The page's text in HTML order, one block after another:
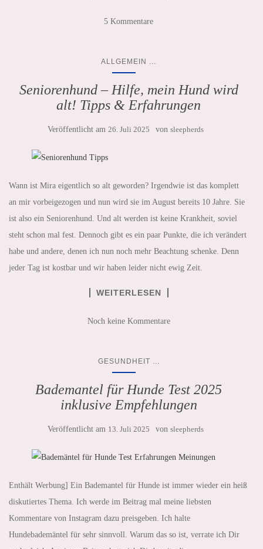
5 Kommentare
ALLGEMEIN ...
Seniorenhund – Hilfe, mein Hund wird
alt! Tipps & Erfahrungen
Veröffentlicht am 26. Juli 2025 von sleepherds
Wann ist Mira eigentlich so alt geworden? Irgendwie ist das komplett
an mir vorbeigezogen und nun wird sie im August bereits 10 Jahre. Sie
ist also ein Seniorenhund. Und alt werden ist keine Krankheit, soviel
steht schon mal fest. Dennoch gibt es ein paar Punkte, die ich verändert
habe und andere, denen ich nun noch mehr Beachtung schenke. Denn
jeder Tag ist kostbar und wir haben leider nicht ewig Zeit.
WEITERLESEN
Noch keine Kommentare
GESUNDHEIT ...
Bademantel für Hunde Test 2025
inklusive Empfehlungen
Veröffentlicht am 13. Juli 2025 von sleepherds
Enthält Werbung] Ein Bademantel für Hunde ist immer wieder ein heiß
diskutiertes Thema. Ich werde im Beitrag mal meine liebsten
Kommentare von Instagram dazu preisgeben. Ich halte
Hundebademäntel für sehr sinnvoll. Warum das so ist, verrate ich Dir